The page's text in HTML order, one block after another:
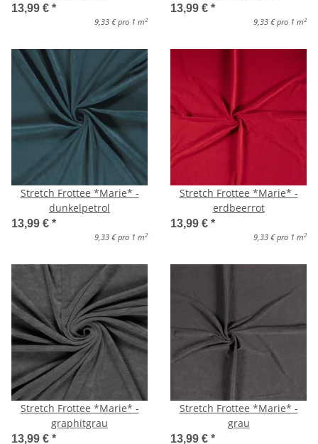
13,99 € *
9,33 € pro 1 m 2
13,99 € *
9,33 € pro 1 m 2
Stretch Frottee *Marie* -
dunkelpetrol
13,99 € *
9,33 € pro 1 m 2
Stretch Frottee *Marie* -
erdbeerrot
13,99 € *
9,33 € pro 1 m 2
Stretch Frottee *Marie* -
graphitgrau
13,99 € *
Stretch Frottee *Marie* -
grau
13,99 € *